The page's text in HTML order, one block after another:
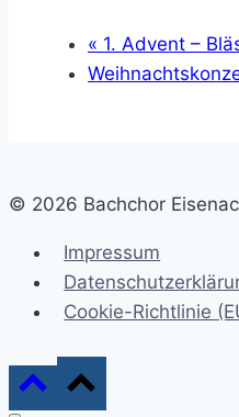
« 1. Advent –
© 2026 Bachchor
Impressum
Cookie-Richtlinie